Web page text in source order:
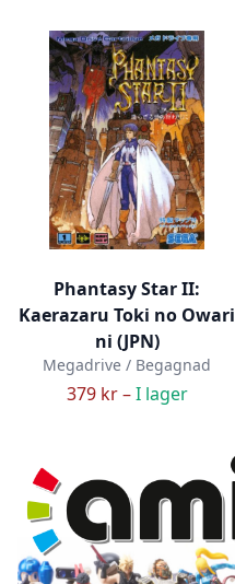
Phantasy Star II:
Kaerazaru Toki no Owari
ni (JPN)
Megadrive / Begagnad
379 kr –I lager